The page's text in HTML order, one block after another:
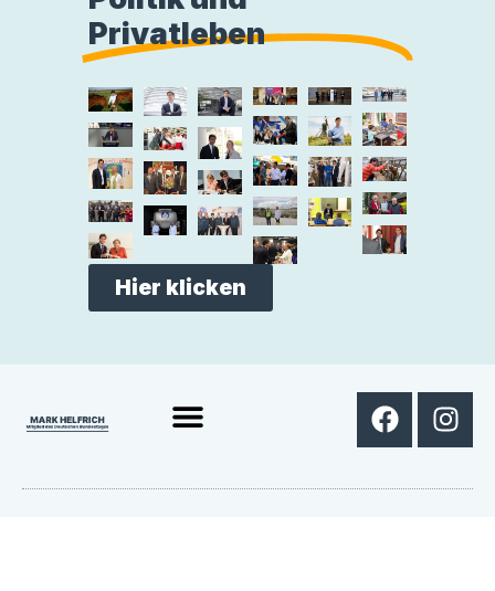
Privatleben
Hier klicken